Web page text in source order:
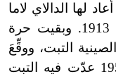
لها الدالاي لاما
الثالث عشر استقلالها الكامل عام 1913. وبقيت حرة
الصينية التبت، ووقِّعَ
على اتفاق مع الدالاي لاما عام 1951 عدّت فيه التبت